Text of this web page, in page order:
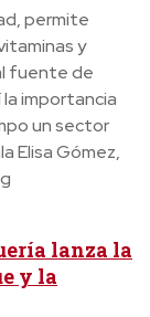
permite
y
fuente de
la importancia
un sector
Elisa Gómez,
lanza la
y la